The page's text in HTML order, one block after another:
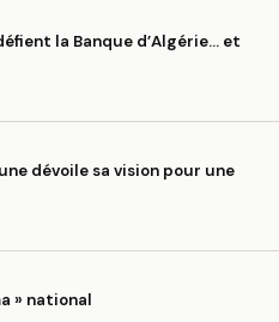
la Banque d’Algérie… et
dévoile sa vision pour une
» national